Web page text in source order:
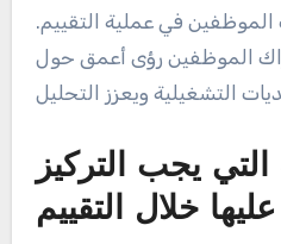
في عملية التقييم.
الموظفين رؤى أعمق حول
يجب التركيز
عليها خلال التقييم